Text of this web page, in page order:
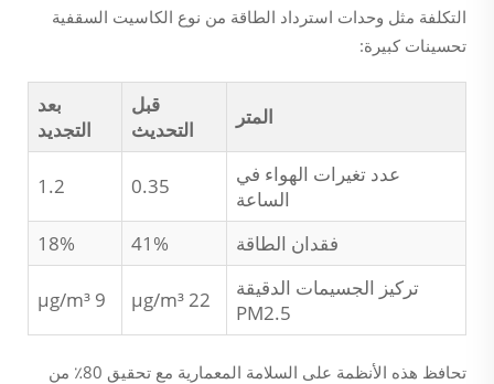
التكلفة مثل وحدات استرداد الطاقة من نوع الكاسيت السقفية
تحسينات كبيرة:
المتر
قبل
التحديث
بعد
التجديد
عدد تغيرات الهواء في
الساعة
0.35
1.2
فقدان الطاقة 41%
18%
تركيز الجسيمات الدقيقة
PM2.5
22 µg/m³
9 µg/m³
تحافظ هذه الأنظمة على السلامة المعمارية مع تحقيق 80٪ من